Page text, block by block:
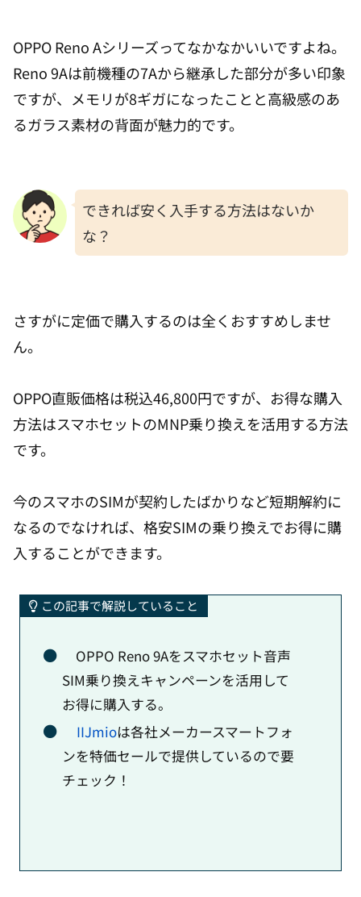
OPPO Reno Aシリーズってなかなかいいですよね。
Reno 9Aは前機種の7Aから継承した部分が多い印象
ですが、メモリが8ギガになったことと高級感のあ
るガラス素材の背面が魅力的です。
できれば安く入手する方法はないか
な？
さすがに定価で購入するのは全くおすすめしませ
ん。
OPPO直販価格は税込46,800円ですが、お得な購入
方法はスマホセットのMNP乗り換えを活用する方法
です。
今のスマホのSIMが契約したばかりなど短期解約に
なるのでなければ、格安SIMの乗り換えでお得に購
入することができます。
この記事で解説していること
OPPO Reno 9Aをスマホセット音声
SIM乗り換えキャンペーンを活用して
お得に購入する。
IIJmioは各社メーカースマートフォ
ンを特価セールで提供しているので要
チェック！